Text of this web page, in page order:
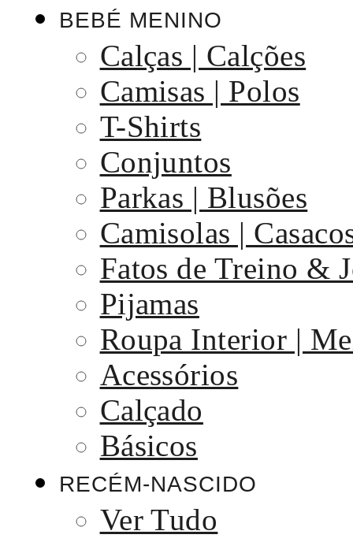
BEBÉ MENINO
Calças | Calções
Camisas | Polos
T-Shirts
Conjuntos
Parkas | Blusões
Camisolas |
Fatos de Treino &
Pijamas
Roupa Interior |
Acessórios
Calçado
Básicos
RECÉM-NASCIDO
Ver Tudo